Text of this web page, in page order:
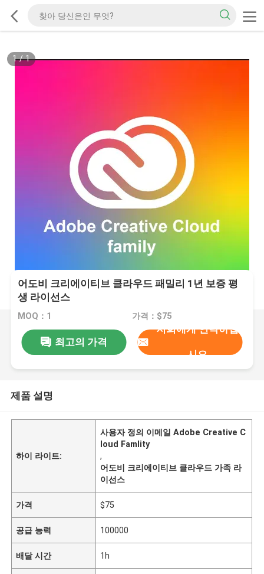
1/1
어도비 크리에이티브 클라우드 패밀리 1년 보증 평
생 라이선스
MOQ：1 가격：$75
최고의 가격
저희에게 연락하십
시오
제품 설명
하이 라이트:
사용자 정의 이메일 Adobe Creative C
loud Famlity
,
어도비 크리에이티브 클라우드 가족 라
이선스
가격 $75
공급 능력 100000
배달 시간 1h